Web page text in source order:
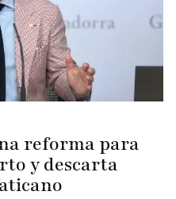
reforma para
y descarta